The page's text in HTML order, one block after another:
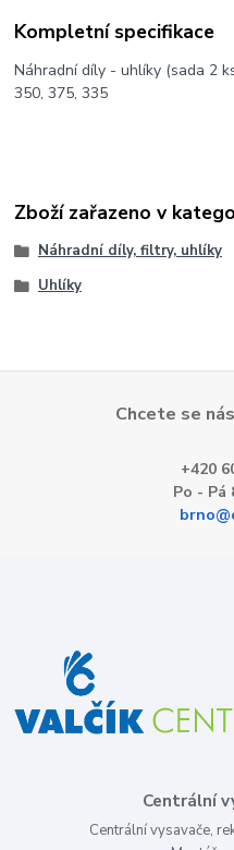
Kompletní specifikace
Náhradní díly - uhlíky (sada 2
350, 375, 335
Zboží zařazeno v
Náhradní díly, filtry, uhlíky
Uhlíky
Chcete se
+420
Po - Pá
Centrální
Centrální vysavače,